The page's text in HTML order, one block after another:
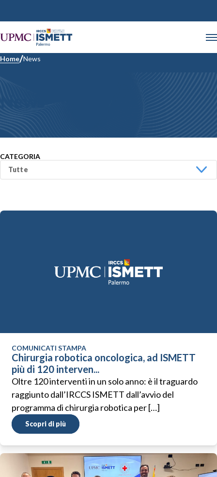
Home News
CATEGORIA
COMUNICATI STAMPA
Chirurgia robotica oncologica, ad ISMETT
più di 120 interven...
Oltre 120 interventi in un solo anno: è il traguardo
raggiunto dall’IRCCS ISMETT dall’avvio del
programma di chirurgia robotica per […]
Scopri di più